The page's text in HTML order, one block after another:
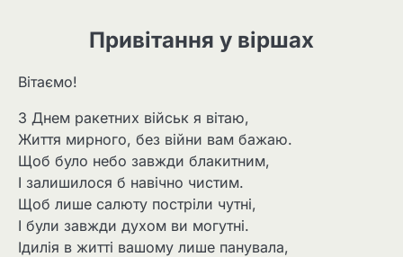
Привітання у віршах
Вітаємо!
З Днем ракетних військ я вітаю,
Життя мирного, без війни вам бажаю.
Щоб було небо завжди блакитним,
І залишилося б навічно чистим.
Щоб лише салюту постріли чутні,
І були завжди духом ви могутні.
Ідилія в житті вашому лише панувала,